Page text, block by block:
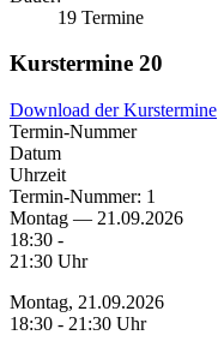
19 Termine
Kurstermine 20
Download der Kurstermine
Termin-Nummer
Datum
Uhrzeit
Termin-Nummer: 1
Montag — 21.09.2026
18:30 -
21:30 Uhr
Montag, 21.09.2026
18:30 - 21:30 Uhr